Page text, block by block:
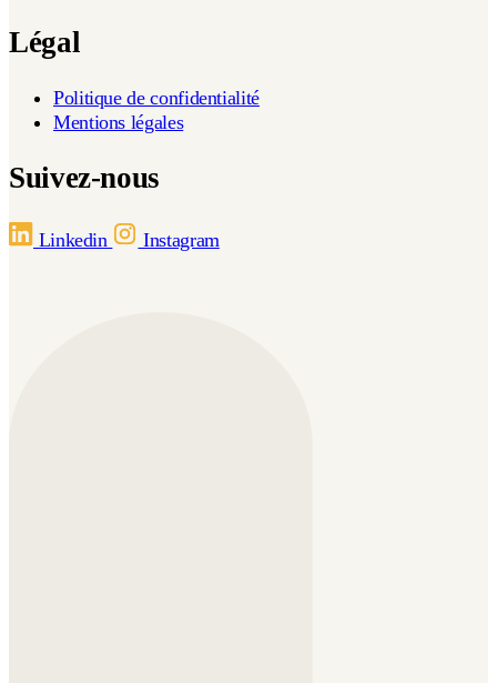
Légal
Politique de confidentialité
Mentions légales
Suivez-nous
Linkedin Instagram